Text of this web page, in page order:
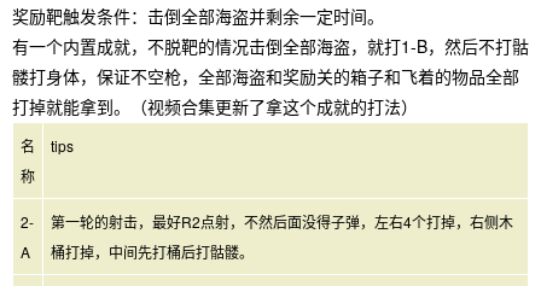
奖励靶触发条件：击倒全部海盗并剩余一定时间。
有一个内置成就，不脱靶的情况击倒全部海盗，就打1-B，然后不打骷
髅打身体，保证不空枪，全部海盗和奖励关的箱子和飞着的物品全部
打掉就能拿到。（视频合集更新了拿这个成就的打法）
名
称
tips
2-
A
第一轮的射击，最好R2点射，不然后面没得子弹，左右4个打掉，右侧木
桶打掉，中间先打桶后打骷髅。